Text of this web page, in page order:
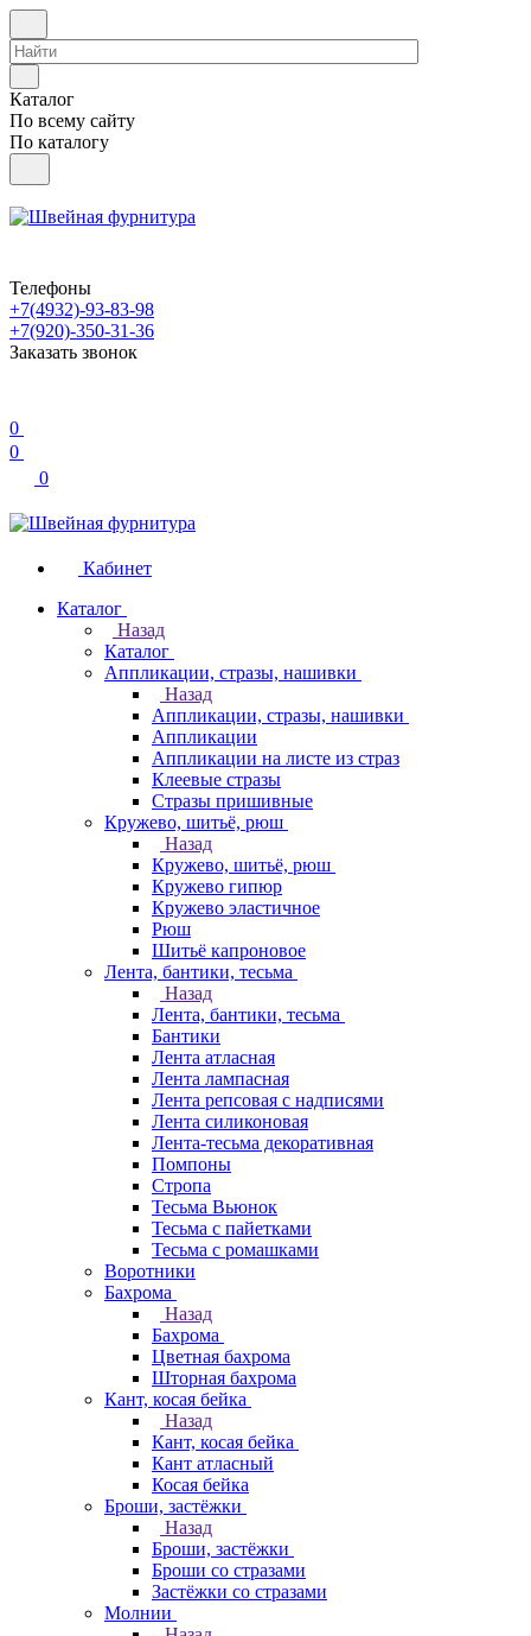
Каталог
По всему сайту
По каталогу
Телефоны
+7(4932)-93-83-98
+7(920)-350-31-36
Заказать звонок
0
0
0
Кабинет
Каталог
Назад
Каталог
Аппликации, стразы, нашивки
Назад
Аппликации, стразы, нашивки
Аппликации
Аппликации на листе из страз
Клеевые стразы
Стразы пришивные
Кружево, шитьё, рюш
Назад
Кружево, шитьё, рюш
Кружево гипюр
Кружево эластичное
Рюш
Шитьё капроновое
Лента, бантики, тесьма
Назад
Лента, бантики, тесьма
Бантики
Лента атласная
Лента лампасная
Лента репсовая с надписями
Лента силиконовая
Лента-тесьма декоративная
Помпоны
Стропа
Тесьма Вьюнок
Тесьма с пайетками
Тесьма с ромашками
Воротники
Бахрома
Назад
Бахрома
Цветная бахрома
Шторная бахрома
Кант, косая бейка
Назад
Кант, косая бейка
Кант атласный
Косая бейка
Броши, застёжки
Назад
Броши, застёжки
Броши со стразами
Застёжки со стразами
Молнии